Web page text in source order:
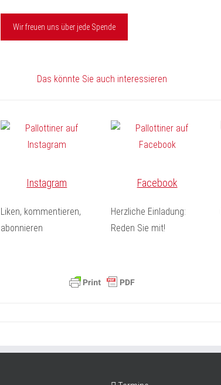
Wir freuen uns über jede Spende
Das könnte Sie auch interessieren
Instagram
Liken, kommentieren,
abonnieren
Facebook
Herzliche Einladung:
Reden Sie mit!